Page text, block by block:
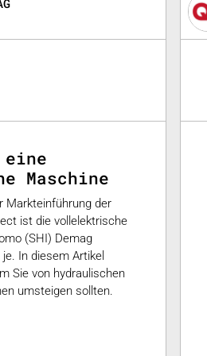
Maschine
Markteinführung der
ist die vollelektrische
(SHI) Demag
In diesem Artikel
Sie von hydraulischen
umsteigen sollten.